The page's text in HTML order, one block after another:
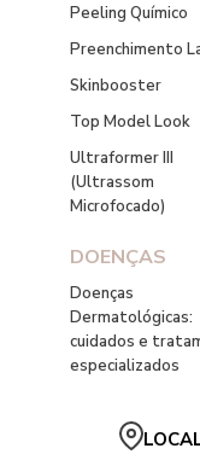
Peeling Químico
Preenchimento
Skinbooster
Top Model Look
Ultraformer III
(Ultrassom
Microfocado)
DOENÇAS
Doenças
Dermatológicas:
cuidados e
especializados